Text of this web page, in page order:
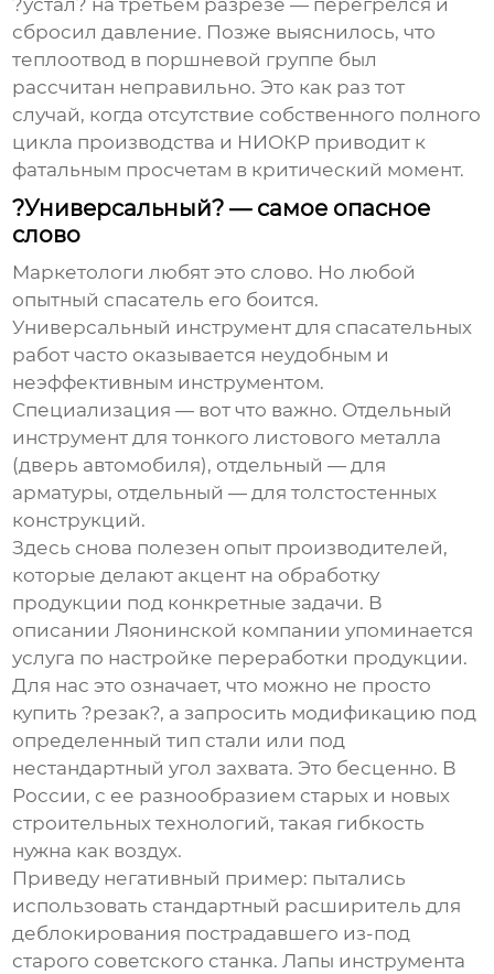
?устал? на третьем разрезе — перегрелся и
сбросил давление. Позже выяснилось, что
теплоотвод в поршневой группе был
рассчитан неправильно. Это как раз тот
случай, когда отсутствие собственного полного
цикла производства и НИОКР приводит к
фатальным просчетам в критический момент.
?Универсальный? — самое опасное
слово
Маркетологи любят это слово. Но любой
опытный спасатель его боится.
Универсальный инструмент для спасательных
работ часто оказывается неудобным и
неэффективным инструментом.
Специализация — вот что важно. Отдельный
инструмент для тонкого листового металла
(дверь автомобиля), отдельный — для
арматуры, отдельный — для толстостенных
конструкций.
Здесь снова полезен опыт производителей,
которые делают акцент на обработку
продукции под конкретные задачи. В
описанииЛяонинской компании упоминается
услуга по настройке переработки продукции.
Для нас это означает, что можно не просто
купить ?резак?, а запросить модификацию под
определенный тип стали или под
нестандартный угол захвата. Это бесценно. В
России, с ее разнообразием старых и новых
строительных технологий, такая гибкость
нужна как воздух.
Приведу негативный пример: пытались
использовать стандартный расширитель для
деблокирования пострадавшего из-под
старого советского станка. Лапы инструмента